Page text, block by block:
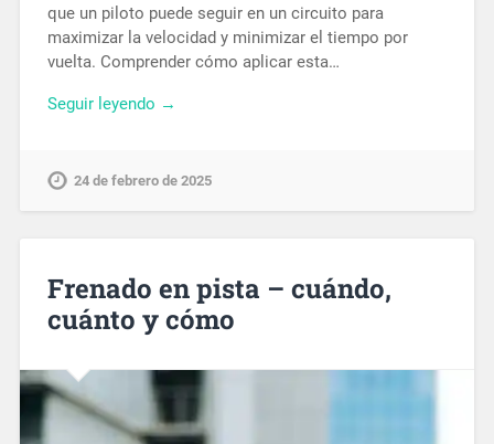
que un piloto puede seguir en un circuito para
maximizar la velocidad y minimizar el tiempo por
vuelta. Comprender cómo aplicar esta…
Seguir leyendo →
24 de febrero de 2025
Frenado en pista – cuándo,
cuánto y cómo